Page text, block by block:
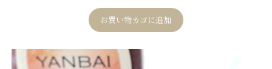
8
件の利用者
評価に基づ
く5段階評価
のうち、
お買い物カゴに追加